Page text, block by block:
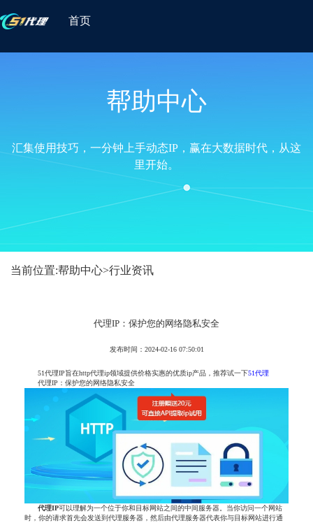
首页
帮助中心
汇集使用技巧，一分钟上手动态IP，赢在大数据时代，从这
里开始。
当前位置:帮助中心>行业资讯
代理IP：保护您的网络隐私安全
发布时间：2024-02-16 07:50:01
51代理IP旨在http代理ip领域提供价格实惠的优质ip产品，推荐试一下51代理
代理IP：保护您的网络隐私安全
代理IP可以理解为一个位于你和目标网站之间的中间服务器。当你访问一个网站
时，你的请求首先会发送到代理服务器，然后由代理服务器代表你与目标网站进行通